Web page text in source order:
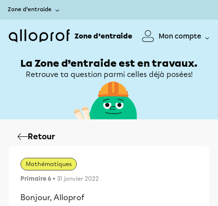
Zone d’entraide
Zone d’entraide Mon compte
La Zone d’entraide est en travaux.
Retrouve ta question parmi celles déjà posées!
Retour
Mathématiques
Primaire 6 • 31 janvier 2022
Bonjour, Alloprof